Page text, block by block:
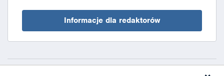
Informacje dla redaktorów
XML